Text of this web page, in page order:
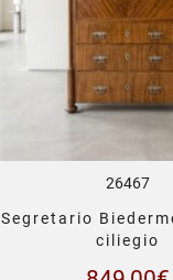
26467
Segretario
ciliegio